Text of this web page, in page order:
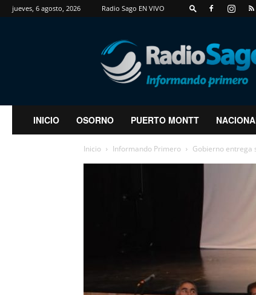
jueves, 6 agosto, 2026 Radio Sago EN VIVO
RadioSago
INICIO OSORNO PUERTO MONTT
Inicio Informando Primero Gobierno entrega